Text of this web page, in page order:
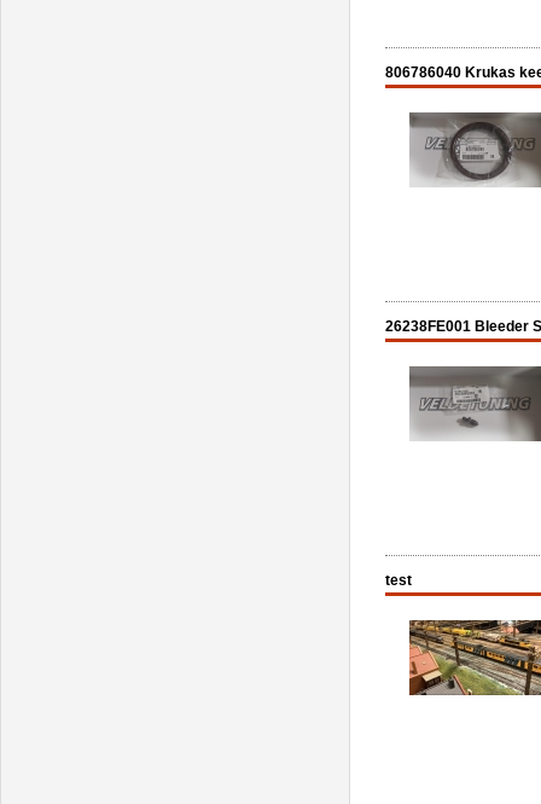
806786040 Krukas
26238FE001 Bleeder
test